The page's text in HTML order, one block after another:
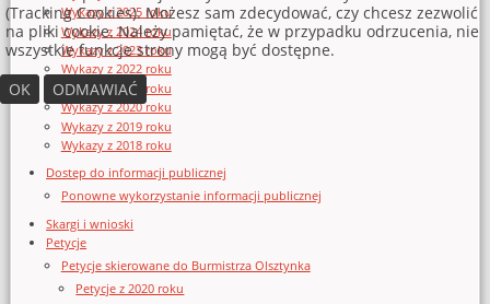
Wykazy z 2025 roku
Wykazy z 2024 roku
Wykazy z 2023 roku
Wykazy z 2022 roku
Wykazy z 2021 roku
Wykazy z 2020 roku
Wykazy z 2019 roku
Wykazy z 2018 roku
Dostęp do informacji publicznej
Ponowne wykorzystanie informacji publicznej
Skargi i wnioski
Petycje
Petycje skierowane do Burmistrza Olsztynka
Petycje z 2020 roku
(Tracking Cookies). Możesz sam zdecydować, czy chcesz zezwolić
na pliki cookie. Należy pamiętać, że w przypadku odrzucenia, nie
wszystkie funkcje strony mogą być dostępne.
OK
ODMAWIAĆ